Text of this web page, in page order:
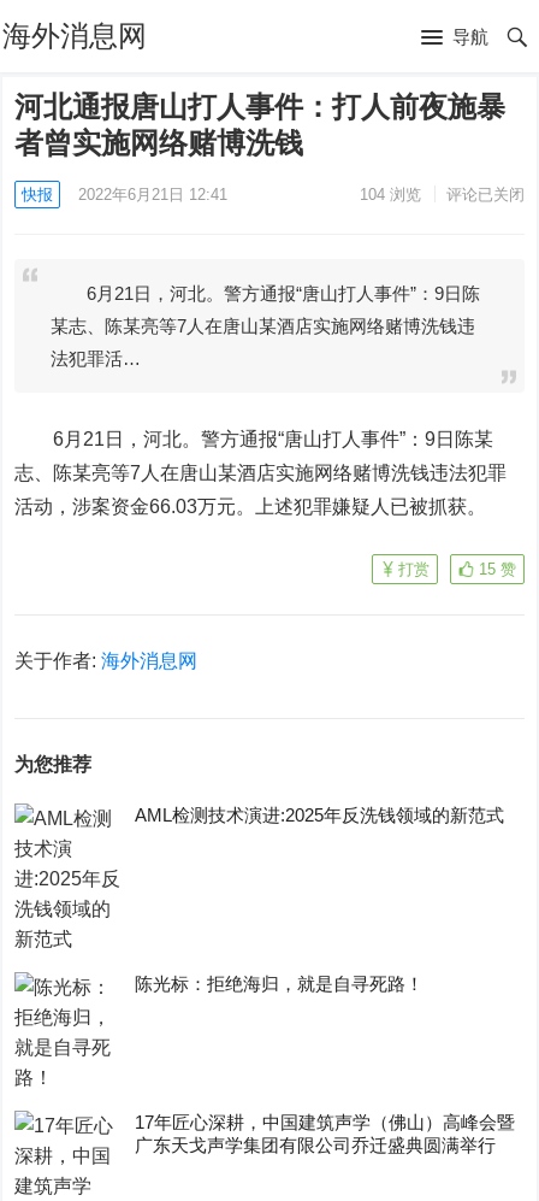
海外消息网 导航
河北通报唐山打人事件：打人前夜施暴
者曾实施网络赌博洗钱
快报 2022年6月21日 12:41 104浏览 评论已关闭
6月21日，河北。警方通报“唐山打人事件”：9日陈
某志、陈某亮等7人在唐山某酒店实施网络赌博洗钱违
法犯罪活…
6月21日，河北。警方通报“唐山打人事件”：9日陈某
志、陈某亮等7人在唐山某酒店实施网络赌博洗钱违法犯罪
活动，涉案资金66.03万元。上述犯罪嫌疑人已被抓获。
15 赞
打赏
关于作者:海外消息网
为您推荐
AML检测技术演进:2025年反洗钱领域的新范式
陈光标：拒绝海归，就是自寻死路！
17年匠心深耕，中国建筑声学（佛山）高峰会暨
广东天戈声学集团有限公司乔迁盛典圆满举行